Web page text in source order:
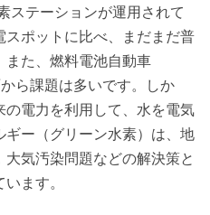
ステーションが運用されて
ポットに比べ、まだまだ普
た、燃料電池自動車
ら課題は多いです。しか
電力を利用して、水を電気
ー（グリーン水素）は、地
気汚染問題などの解決策と
ます。